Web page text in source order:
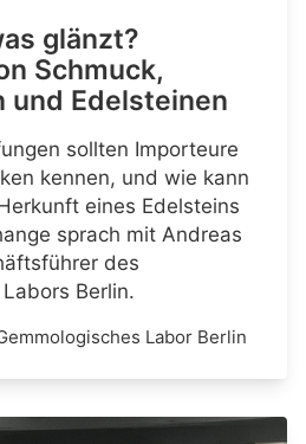
glänzt?
Schmuck,
und Edelsteinen
sollten Importeure
kennen, und wie kann
eines Edelsteins
sprach mit Andreas
des
Berlin.
Labor Berlin